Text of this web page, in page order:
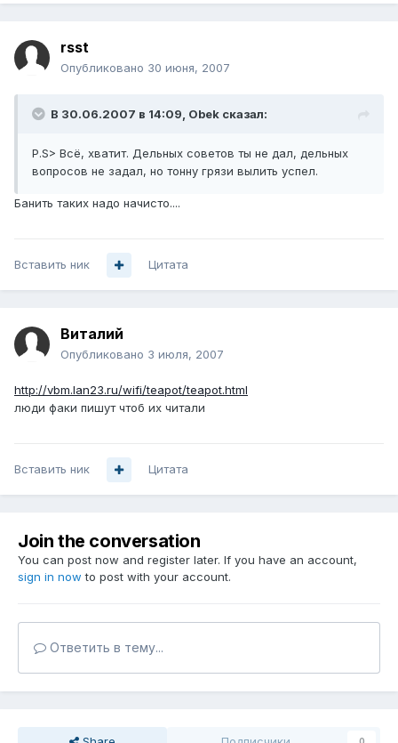
rsst
Опубликовано 30 июня, 2007
В 30.06.2007 в 14:09, Obek сказал:
P.S> Всё, хватит. Дельных советов ты не дал, дельных
вопросов не задал, но тонну грязи вылить успел.
Банить таких надо начисто....
Вставить ник Цитата
Bиталий
Опубликовано 3 июля, 2007
http://vbm.lan23.ru/wifi/teapot/teapot.html
люди факи пишут чтоб их читали
Вставить ник Цитата
Join the conversation
You can post now and register later. If you have an account,
sign in now to post with your account.
Ответить в тему...